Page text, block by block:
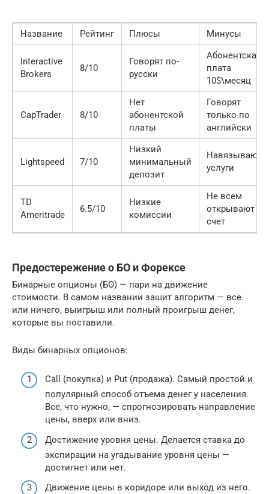
Название Рейтинг Плюсы Минусы
Interactive
Brokers
8/10
Говорят по-
русски
Абонентская
плата
10$\месяц
CapTrader 8/10
Нет
абонентской
платы
Говорят
только по
английски
Lightspeed 7/10
Низкий
минимальный
депозит
Навязывают
услуги
TD
Ameritrade
6.5/10
Низкие
комиссии
Не всем
открывают
счет
Предостережение о БО и Форексе
Бинарные опционы (БО) — пари на движение
стоимости. В самом названии зашит алгоритм — все
или ничего, выигрыш или полный проигрыш денег,
которые вы поставили.
Виды бинарных опционов:
Call (покупка) и Put (продажа). Самый простой и
популярный способ отъема денег у населения.
Все, что нужно, — спрогнозировать направление
цены, вверх или вниз.
Достижение уровня цены. Делается ставка до
экспирации на угадывание уровня цены —
достигнет или нет.
Движение цены в коридоре или выход из него.